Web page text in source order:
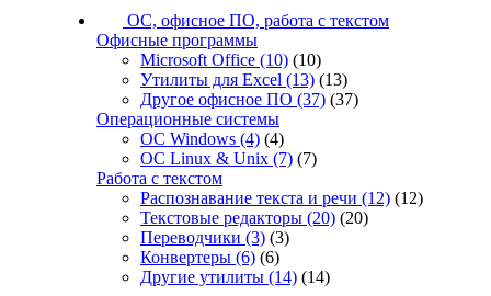
ОС, офисное ПО, работа с текстом
Офисные программы
Microsoft Office (10) (10)
Утилиты для Excel (13) (13)
Другое офисное ПО (37) (37)
Операционные системы
ОС Windows (4) (4)
ОС Linux & Unix (7) (7)
Работа с текстом
Распознавание текста и речи (12) (12)
Текстовые редакторы (20) (20)
Переводчики (3) (3)
Конвертеры (6) (6)
Другие утилиты (14) (14)